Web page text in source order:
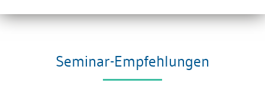
Seminar-Empfehlungen